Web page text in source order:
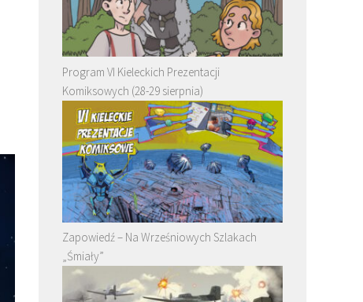
Program VI Kieleckich Prezentacji
Komiksowych (28-29 sierpnia)
Zapowiedź – Na Wrześniowych Szlakach
„Śmiały”